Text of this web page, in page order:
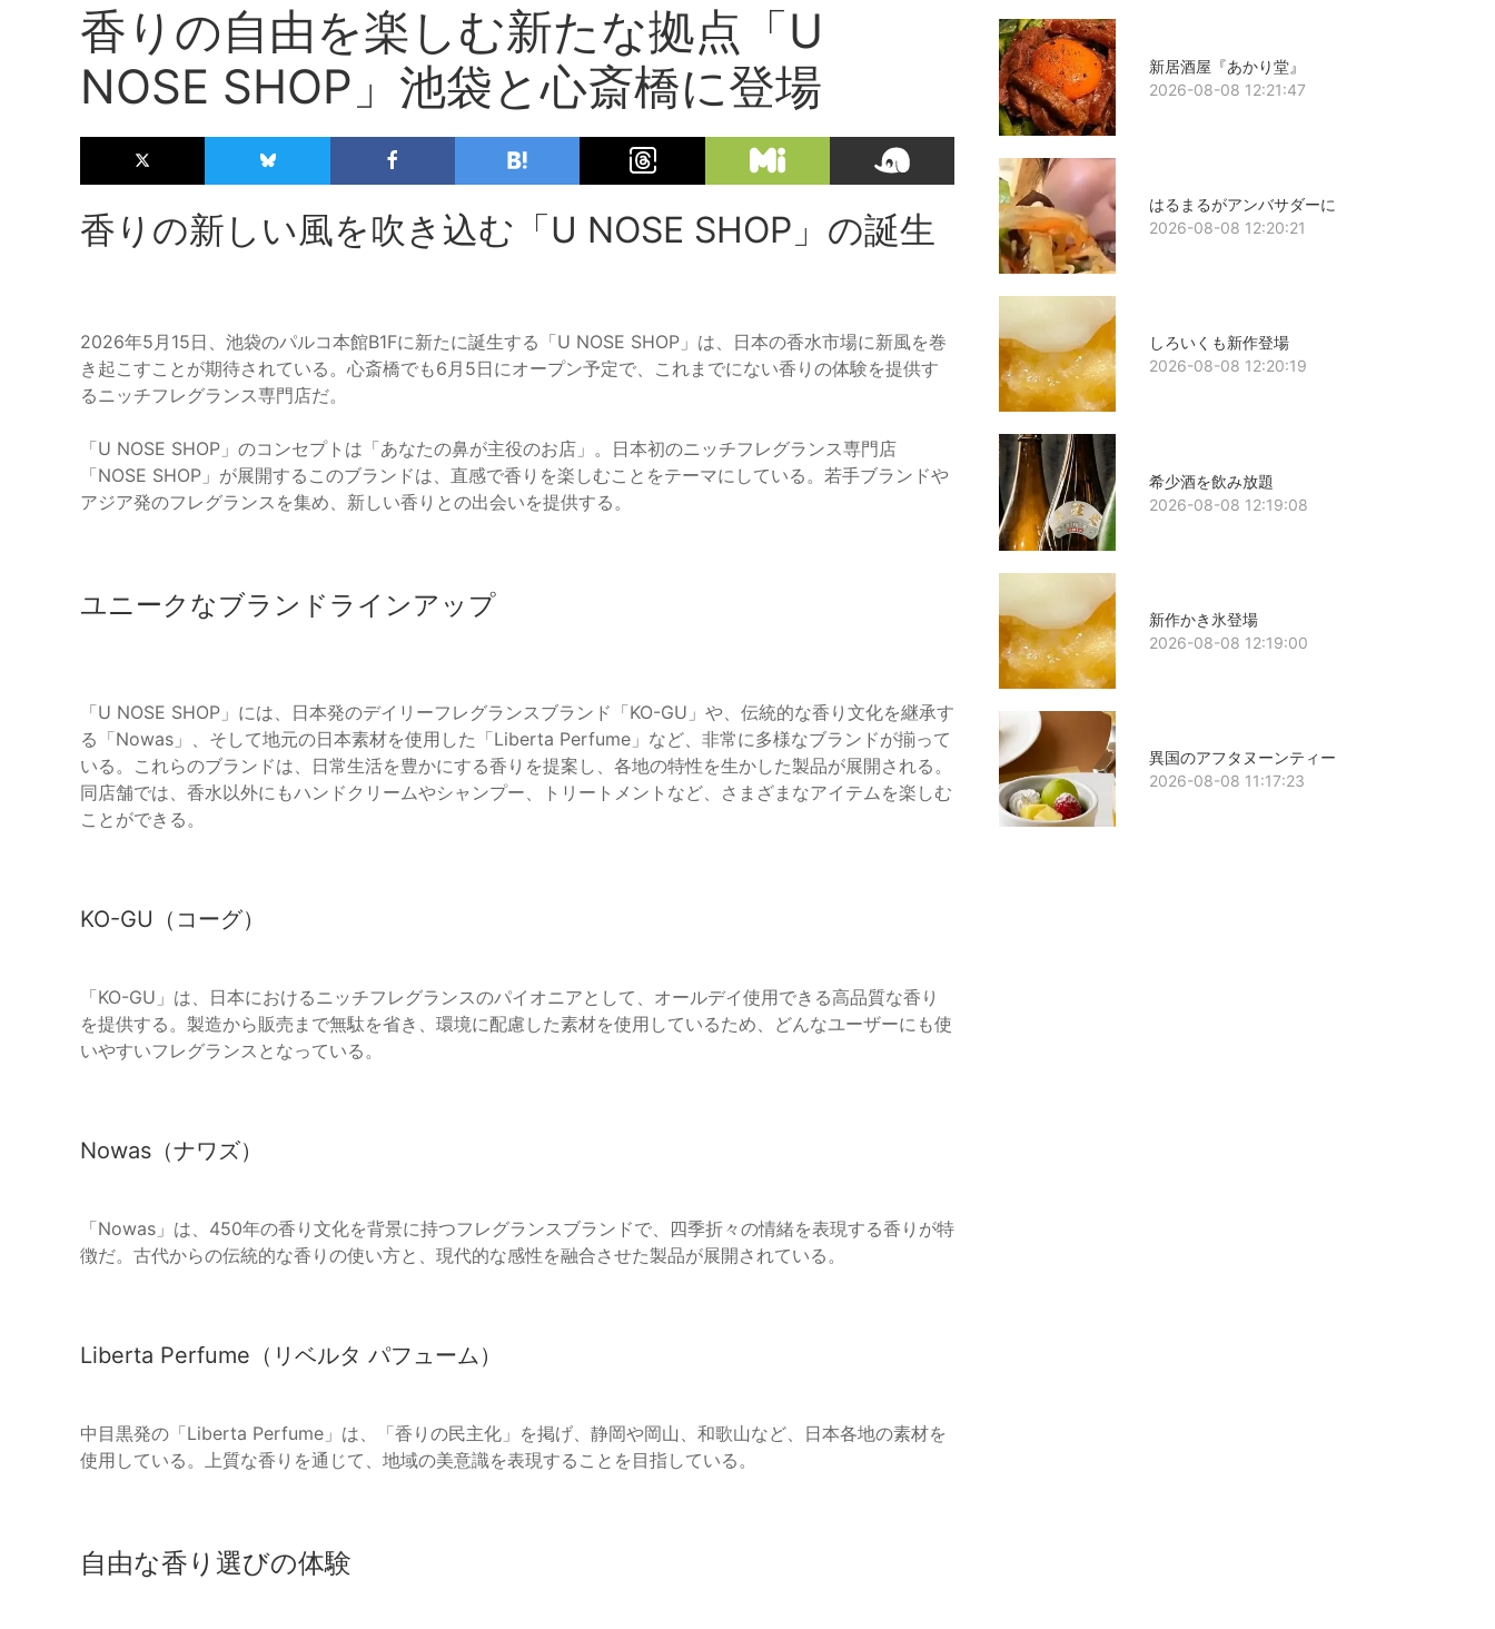
香りの自由を楽しむ新たな拠点「U
NOSE SHOP」池袋と心斎橋に登場
香りの新しい風を吹き込む「U NOSE SHOP」の誕生
2026年5月15日、池袋のパルコ本館B1Fに新たに誕生する「U NOSE SHOP」は、日本の香水市場に新風を巻
き起こすことが期待されている。心斎橋でも6月5日にオープン予定で、これまでにない香りの体験を提供す
るニッチフレグランス専門店だ。
「U NOSE SHOP」のコンセプトは「あなたの鼻が主役のお店」。日本初のニッチフレグランス専門店
「NOSE SHOP」が展開するこのブランドは、直感で香りを楽しむことをテーマにしている。若手ブランドや
アジア発のフレグランスを集め、新しい香りとの出会いを提供する。
ユニークなブランドラインアップ
「U NOSE SHOP」には、日本発のデイリーフレグランスブランド「KO-GU」や、伝統的な香り文化を継承す
る「Nowas」、そして地元の日本素材を使用した「Liberta Perfume」など、非常に多様なブランドが揃って
いる。これらのブランドは、日常生活を豊かにする香りを提案し、各地の特性を生かした製品が展開される。
同店舗では、香水以外にもハンドクリームやシャンプー、トリートメントなど、さまざまなアイテムを楽しむ
ことができる。
KO-GU（コーグ）
「KO-GU」は、日本におけるニッチフレグランスのパイオニアとして、オールデイ使用できる高品質な香り
を提供する。製造から販売まで無駄を省き、環境に配慮した素材を使用しているため、どんなユーザーにも使
いやすいフレグランスとなっている。
Nowas（ナワズ）
「Nowas」は、450年の香り文化を背景に持つフレグランスブランドで、四季折々の情緒を表現する香りが特
徴だ。古代からの伝統的な香りの使い方と、現代的な感性を融合させた製品が展開されている。
Liberta Perfume（リベルタ パフューム）
中目黒発の「Liberta Perfume」は、「香りの民主化」を掲げ、静岡や岡山、和歌山など、日本各地の素材を
使用している。上質な香りを通じて、地域の美意識を表現することを目指している。
自由な香り選びの体験
新居酒屋『あかり堂』
2026-08-08 12:21:47
はるまるがアンバサダーに
2026-08-08 12:20:21
しろいくも新作登場
2026-08-08 12:20:19
希少酒を飲み放題
2026-08-08 12:19:08
新作かき氷登場
2026-08-08 12:19:00
異国のアフタヌーンティー
2026-08-08 11:17:23